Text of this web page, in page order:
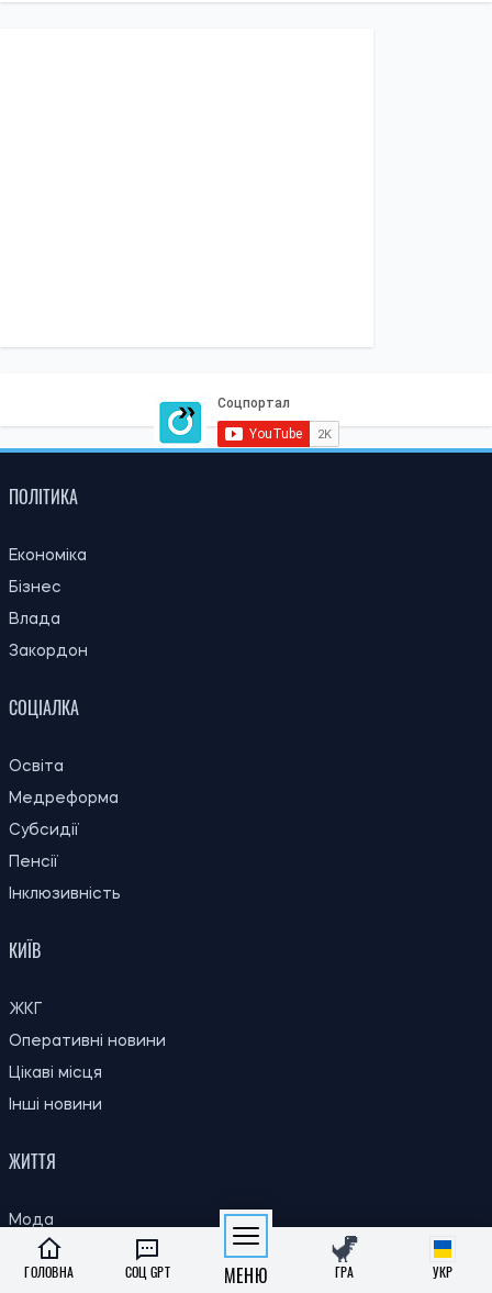
Влада
Освіта
Медреформа
Інклюзивність
Оперативні новини
Мода
ГОЛОВНА СОЦ GPT МЕНЮ ГРА УКР